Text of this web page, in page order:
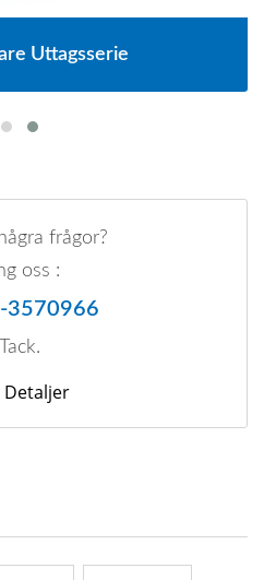
Uttagsserie
frågor?
oss :
3570966
Tack.
Detaljer